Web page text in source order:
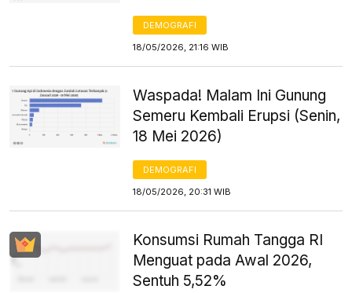
DEMOGRAFI
18/05/2026, 21:16 WIB
Waspada! Malam Ini Gunung
Semeru Kembali Erupsi (Senin,
18 Mei 2026)
DEMOGRAFI
18/05/2026, 20:31 WIB
Konsumsi Rumah Tangga RI
Menguat pada Awal 2026,
Sentuh 5,52%